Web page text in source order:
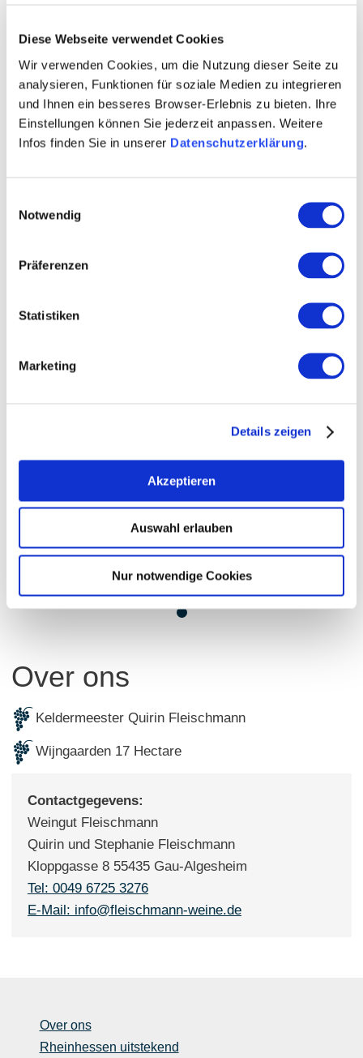
Diese Webseite verwendet Cookies
Wir verwenden Cookies, um die Nutzung dieser Seite zu
analysieren, Funktionen für soziale Medien zu integrieren
und Ihnen ein besseres Browser-Erlebnis zu bieten. Ihre
Einstellungen können Sie jederzeit anpassen. Weitere
Infos finden Sie in unserer Datenschutzerklärung.
Notwendig
Präferenzen
Statistiken
Marketing
Details zeigen
Akzeptieren
Auswahl erlauben
Nur notwendige Cookies
Over ons
Keldermeester Quirin Fleischmann
Wijngaarden 17 Hectare
Contactgegevens:
Weingut Fleischmann
Quirin und Stephanie Fleischmann
Kloppgasse 8 55435 Gau-Algesheim
Tel: 0049 6725 3276
E-Mail: info@fleischmann-weine.de
Over ons
Rheinhessen uitstekend